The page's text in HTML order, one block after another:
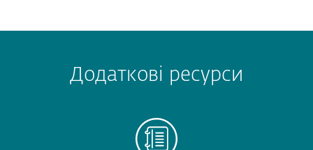
Додаткові ресурси